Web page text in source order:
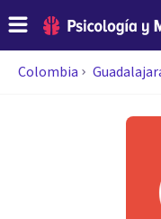
Colombia